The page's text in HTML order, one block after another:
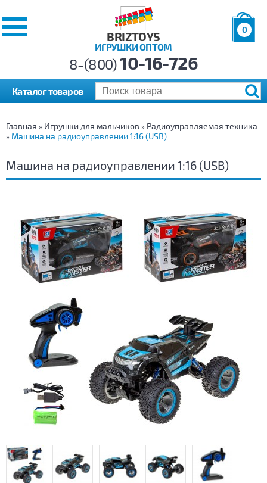
BRIZTOYS
ИГРУШКИ ОПТОМ
0
р.
8-(800)10-16-726
Каталог товаров
Главная » Игрушки для мальчиков » Радиоуправляемая техника
» Машина на радиоуправлении 1:16 (USB)
Машина на радиоуправлении 1:16 (USB)